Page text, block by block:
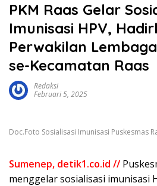
PKM Raas Gelar
Imunisasi HPV,
Perwakilan
se-Kecamatan Raas
Redaksi
Februari 5, 2025
Doc.Foto Sosialisasi Imunisasi Puskesmas
Sumenep, detik1.co.id //
menggelar sosialisasi imunisasi